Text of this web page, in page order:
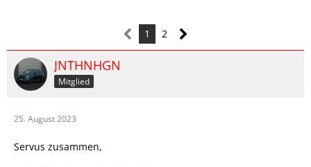
1 2
JNTHNHGN
Mitglied
25. August 2023
Servus zusammen,